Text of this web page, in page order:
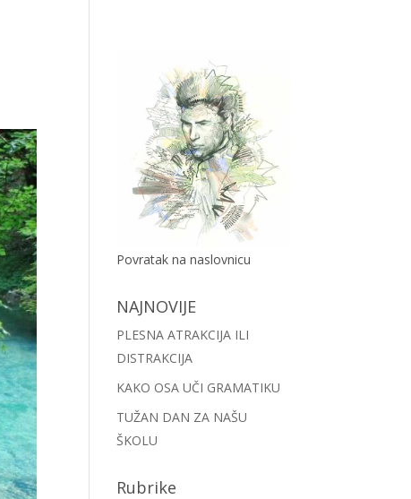
Povratak na naslovnicu
NAJNOVIJE
PLESNA ATRAKCIJA ILI
DISTRAKCIJA
KAKO OSA UČI GRAMATIKU
TUŽAN DAN ZA NAŠU
ŠKOLU
Rubrike